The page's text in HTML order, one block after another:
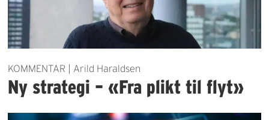
KOMMENTAR | Arild Haraldsen
Ny strategi – «Fra plikt til flyt»